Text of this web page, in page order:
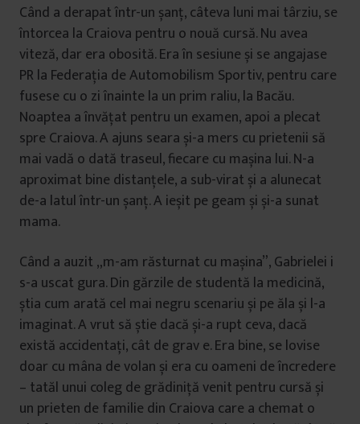
Când a derapat într-un șanț, câteva luni mai târziu, se
întorcea la Craiova pentru o nouă cursă. Nu avea
viteză, dar era obosită. Era în sesiune și se angajase
PR la Federația de Automobilism Sportiv, pentru care
fusese cu o zi înainte la un prim raliu, la Bacău.
Noaptea a învățat pentru un examen, apoi a plecat
spre Craiova. A ajuns seara și-a mers cu prietenii să
mai vadă o dată traseul, fiecare cu mașina lui. N-a
aproximat bine distanțele, a sub-virat și a alunecat
de-a latul într-un șanț. A ieșit pe geam și și-a sunat
mama.
Când a auzit „m-am răsturnat cu mașina”, Gabrielei i
s-a uscat gura. Din gărzile de studentă la medicină,
știa cum arată cel mai negru scenariu și pe ăla și l-a
imaginat. A vrut să știe dacă și-a rupt ceva, dacă
există accidentați, cât de grav e. Era bine, se lovise
doar cu mâna de volan și era cu oameni de încredere
– tatăl unui coleg de grădiniță venit pentru cursă și
un prieten de familie din Craiova care a chemat o